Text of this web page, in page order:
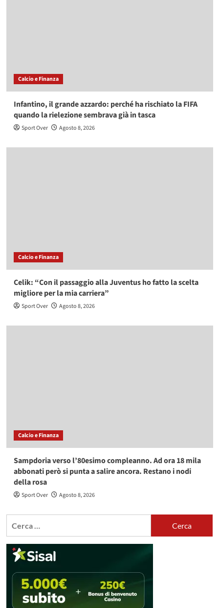
Calcio e Finanza
Infantino, il grande azzardo: perché ha rischiato la FIFA
quando la rielezione sembrava già in tasca
Sport Over Agosto 8, 2026
Calcio e Finanza
Celik: “Con il passaggio alla Juventus ho fatto la scelta
migliore per la mia carriera”
Sport Over Agosto 8, 2026
Calcio e Finanza
Sampdoria verso l’80esimo compleanno. Ad ora 18 mila
abbonati però si punta a salire ancora. Restano i nodi
della rosa
Sport Over Agosto 8, 2026